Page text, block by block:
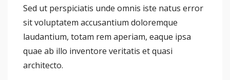
Sed ut perspiciatis unde omnis iste natus error
sit voluptatem accusantium doloremque
laudantium, totam rem aperiam, eaque ipsa
quae ab illo inventore veritatis et quasi
architecto.